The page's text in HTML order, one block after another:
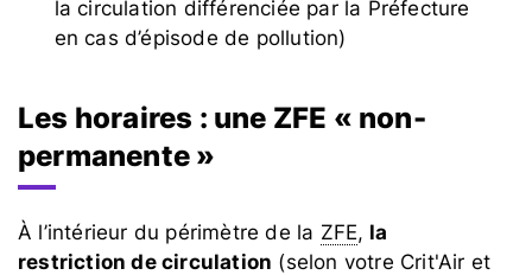
la circulation différenciée par la Préfecture
en cas d’épisode de pollution)
Les horaires : une ZFE « non-
permanente »
À l’intérieur du périmètre de la ZFE, la
restriction de circulation (selon votre Crit'Air et